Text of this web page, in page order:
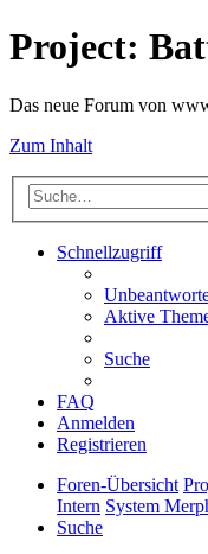
Project:
Das neue Forum von
Zum Inhalt
Schnellzugriff
Aktive
Suche
FAQ
Anmelden
Registrieren
Foren-Übersicht
Intern System
Suche